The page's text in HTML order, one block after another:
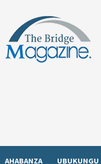
content
AHABANZA UBUKUNGU